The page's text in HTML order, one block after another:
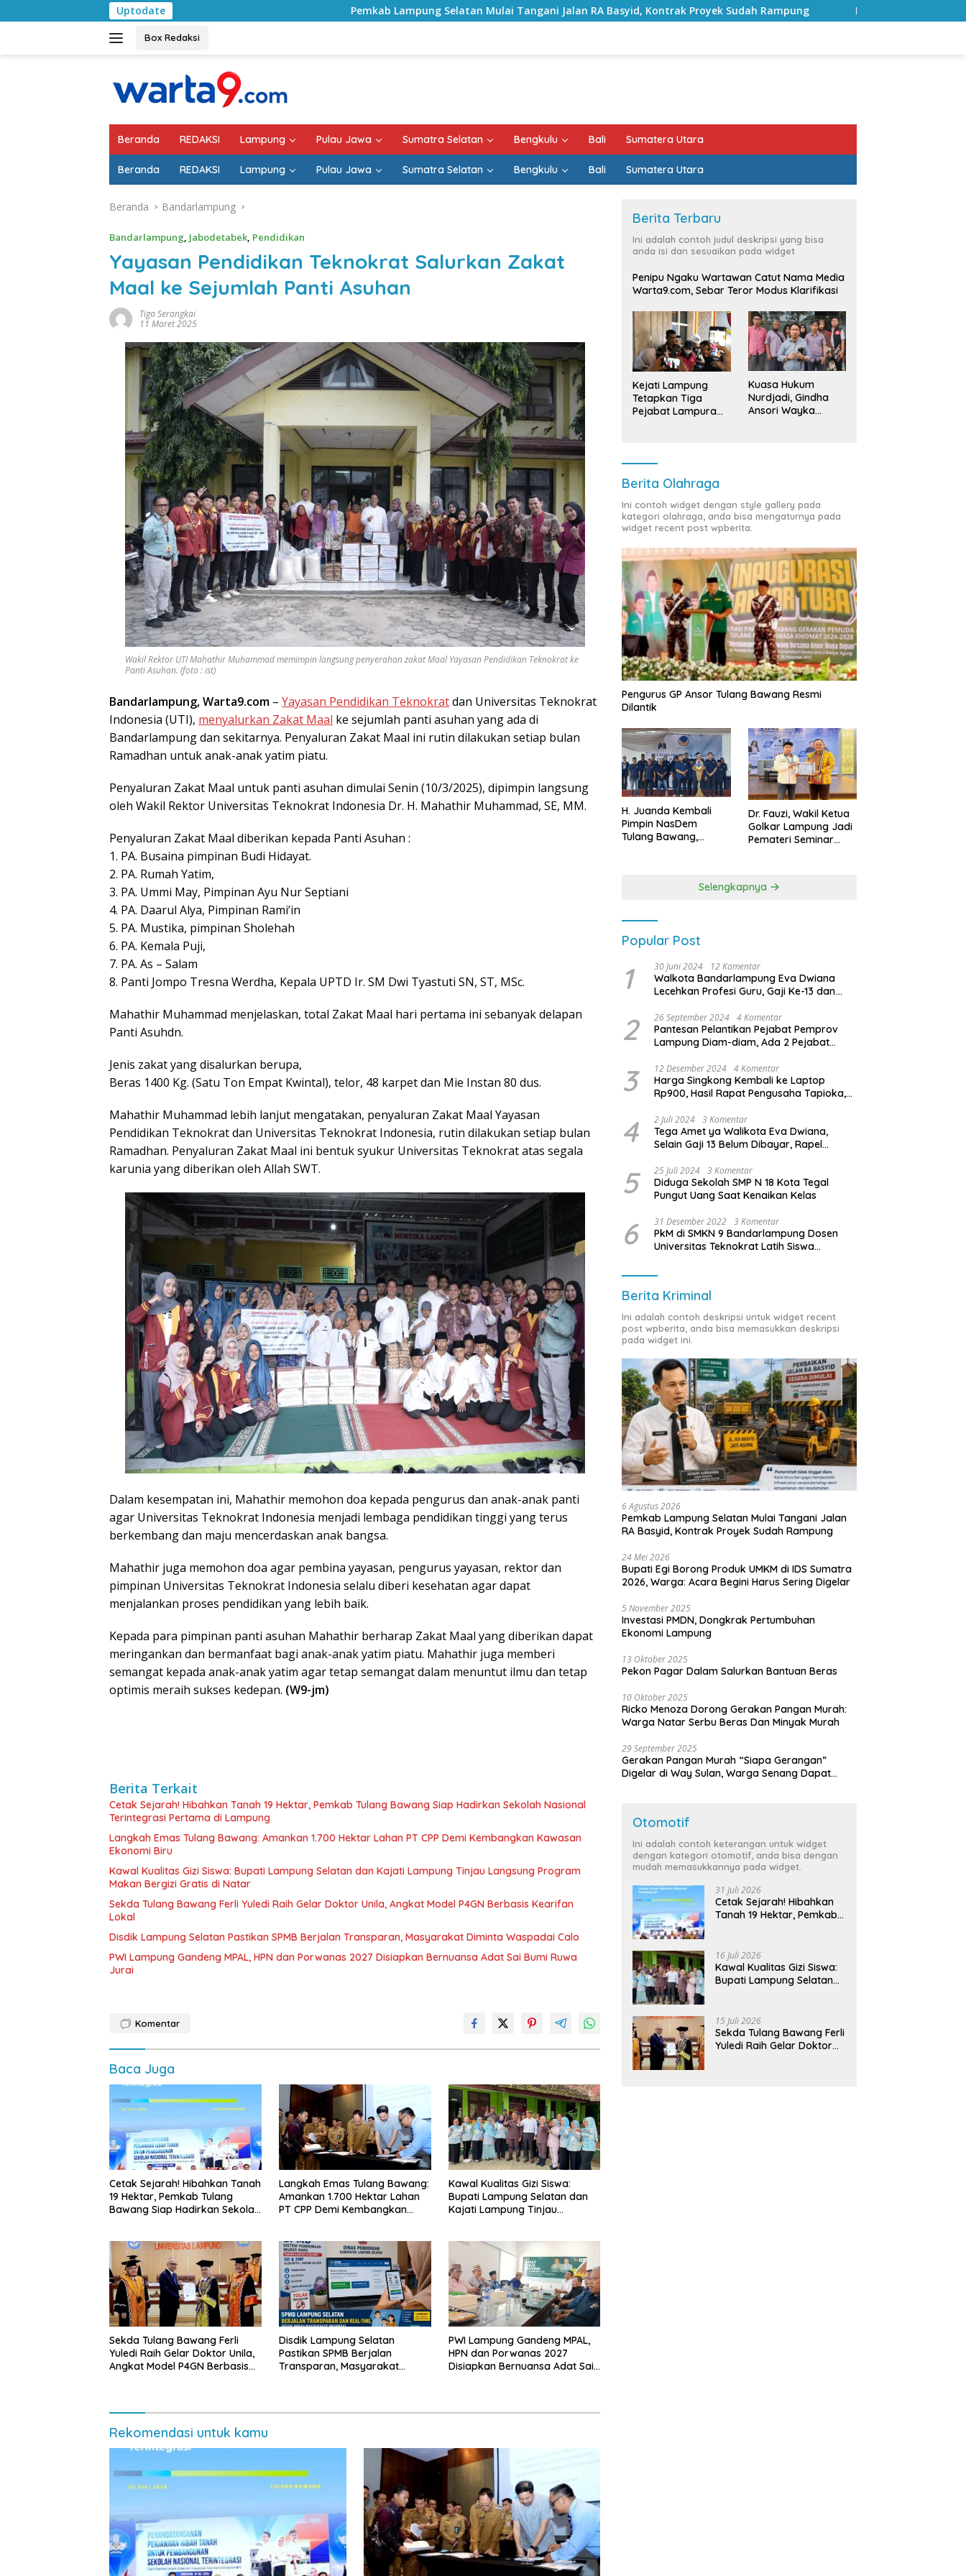
ke
Uptodate Pemkab Lampung Selatan Mulai Tangani Jalan RA Basyid, Kontrak Proyek Sudah Rampung Bulan Kemerdekaan, Bupati Lampung Selatan
Box Redaksi
Beranda REDAKSI Lampung Pulau Jawa Sumatra Selatan Bengkulu Bali Sumatera Utara
Beranda REDAKSI Lampung Pulau Jawa Sumatra Selatan Bengkulu Bali Sumatera Utara
Beranda Bandarlampung
Bandarlampung, Jabodetabek, Pendidikan
Yayasan Pendidikan Teknokrat Salurkan Zakat
Maal ke Sejumlah Panti Asuhan
Tiga Serangkai
11 Maret 2025
Wakil Rektor UTI Mahathir Muhammad memimpin langsung penyerahan zakat Maal Yayasan Pendidikan Teknokrat ke
Panti Asuhan. (foto : ist)
Bandarlampung, Warta9.com – Yayasan Pendidikan Teknokratdan Universitas Teknokrat
Indonesia (UTI), menyalurkan Zakat Maal ke sejumlah panti asuhan yang ada di
Bandarlampung dan sekitarnya. Penyaluran Zakat Maal ini rutin dilakukan setiap bulan
Ramadhan untuk anak-anak yatim piatu.
Penyaluran Zakat Maal untuk panti asuhan dimulai Senin (10/3/2025), dipimpin langsung
oleh Wakil Rektor Universitas Teknokrat Indonesia Dr. H. Mahathir Muhammad, SE, MM.
Penyaluran Zakat Maal diberikan kepada Panti Asuhan :
1. PA. Busaina pimpinan Budi Hidayat.
2. PA. Rumah Yatim,
3. PA. Ummi May, Pimpinan Ayu Nur Septiani
4. PA. Daarul Alya, Pimpinan Rami’in
5. PA. Mustika, pimpinan Sholehah
6. PA. Kemala Puji,
7. PA. As – Salam
8. Panti Jompo Tresna Werdha, Kepala UPTD Ir. SM Dwi Tyastuti SN, ST, MSc.
Mahathir Muhammad menjelaskan, total Zakat Maal hari pertama ini sebanyak delapan
Panti Asuhdn.
Jenis zakat yang disalurkan berupa,
Beras 1400 Kg. (Satu Ton Empat Kwintal), telor, 48 karpet dan Mie Instan 80 dus.
Mahathir Muhammad lebih lanjut mengatakan, penyaluran Zakat Maal Yayasan
Pendidikan Teknokrat dan Universitas Teknokrat Indonesia, rutin dilakukan setiap bulan
Ramadhan. Penyaluran Zakat Maal ini bentuk syukur Universitas Teknokrat atas segala
karunia yang diberikan oleh Allah SWT.
Dalam kesempatan ini, Mahathir memohon doa kepada pengurus dan anak-anak panti
agar Universitas Teknokrat Indonesia menjadi lembaga pendidikan tinggi yang terus
berkembang dan maju mencerdaskan anak bangsa.
Mahathir juga memohon doa agar pembina yayasan, pengurus yayasan, rektor dan
pimpinan Universitas Teknokrat Indonesia selalu diberi kesehatan agar dapat
menjalankan proses pendidikan yang lebih baik.
Kepada para pimpinan panti asuhan Mahathir berharap Zakat Maal yang diberikan dapat
meringankan dan bermanfaat bagi anak-anak yatim piatu. Mahathir juga memberi
semangat kepada anak-anak yatim agar tetap semangat dalam menuntut ilmu dan tetap
optimis meraih sukses kedepan. (W9-jm)
Berita Terkait
Cetak Sejarah! Hibahkan Tanah 19 Hektar, Pemkab Tulang Bawang Siap Hadirkan Sekolah Nasional
Terintegrasi Pertama di Lampung
Langkah Emas Tulang Bawang: Amankan 1.700 Hektar Lahan PT CPP Demi Kembangkan Kawasan
Ekonomi Biru
Kawal Kualitas Gizi Siswa: Bupati Lampung Selatan dan Kajati Lampung Tinjau Langsung Program
Makan Bergizi Gratis di Natar
Sekda Tulang Bawang Ferli Yuledi Raih Gelar Doktor Unila, Angkat Model P4GN Berbasis Kearifan
Lokal
Disdik Lampung Selatan Pastikan SPMB Berjalan Transparan, Masyarakat Diminta Waspadai Calo
PWI Lampung Gandeng MPAL, HPN dan Porwanas 2027 Disiapkan Bernuansa Adat Sai Bumi Ruwa
Jurai
Komentar
Baca Juga
Cetak Sejarah! Hibahkan Tanah
19 Hektar, Pemkab Tulang
Bawang Siap Hadirkan Sekolah
Langkah Emas Tulang Bawang:
Amankan 1.700 Hektar Lahan
PT CPP Demi Kembangkan
Kawal Kualitas Gizi Siswa:
Bupati Lampung Selatan dan
Kajati Lampung Tinjau
Sekda Tulang Bawang Ferli
Yuledi Raih Gelar Doktor Unila,
Angkat Model P4GN Berbasis
Disdik Lampung Selatan
Pastikan SPMB Berjalan
Transparan, Masyarakat
PWI Lampung Gandeng MPAL,
HPN dan Porwanas 2027
Disiapkan Bernuansa Adat Sai
Rekomendasi untuk kamu
Berita Terbaru
Ini adalah contoh judul deskripsi yang bisa
anda isi dan sesuaikan pada widget
Penipu Ngaku Wartawan Catut Nama Media
Warta9.com, Sebar Teror Modus Klarifikasi
Kejati Lampung
Tetapkan Tiga
Pejabat Lampura
Kuasa Hukum
Nurdjadi, Gindha
Ansori Wayka
Berita Olahraga
Ini contoh widget dengan style gallery pada
kategori olahraga, anda bisa mengaturnya pada
widget recent post wpberita.
Pengurus GP Ansor Tulang Bawang Resmi
Dilantik
H. Juanda Kembali
Pimpin NasDem
Tulang Bawang,
Dr. Fauzi, Wakil Ketua
Golkar Lampung Jadi
Pemateri Seminar
Kebangsaan
Selengkapnya
Popular Post
1 30 Juni 2024 12 Komentar
Walkota Bandarlampung Eva Dwiana
Lecehkan Profesi Guru, Gaji Ke-13 dan
2 26 September 2024 4 Komentar
Pantesan Pelantikan Pejabat Pemprov
Lampung Diam-diam, Ada 2 Pejabat
3 12 Desember 2024 4 Komentar
Harga Singkong Kembali ke Laptop
Rp900, Hasil Rapat Pengusaha Tapioka,
Lampung
4 2 Juli 2024 3 Komentar
Tega Amet ya Walikota Eva Dwiana,
Selain Gaji 13 Belum Dibayar, Rapel
Dibayar
5 25 Juli 2024 3 Komentar
Diduga Sekolah SMP N 18 Kota Tegal
Pungut Uang Saat Kenaikan Kelas
6 31 Desember 2022 3 Komentar
PkM di SMKN 9 Bandarlampung Dosen
Universitas Teknokrat Latih Siswa
Berita Kriminal
Ini adalah contoh deskripsi untuk widget recent
post wpberita, anda bisa memasukkan deskripsi
pada widget ini.
6 Agustus 2026
Pemkab Lampung Selatan Mulai Tangani Jalan
RA Basyid, Kontrak Proyek Sudah Rampung
24 Mei 2026
Bupati Egi Borong Produk UMKM di IDS Sumatra
2026, Warga: Acara Begini Harus Sering Digelar
5 November 2025
Investasi PMDN, Dongkrak Pertumbuhan
Ekonomi Lampung
13 Oktober 2025
Pekon Pagar Dalam Salurkan Bantuan Beras
10 Oktober 2025
Ricko Menoza Dorong Gerakan Pangan Murah:
Warga Natar Serbu Beras Dan Minyak Murah
29 September 2025
Gerakan Pangan Murah “Siapa Gerangan”
Digelar di Way Sulan, Warga Senang Dapat
Otomotif
Ini adalah contoh keterangan untuk widget
dengan kategori otomotif, anda bisa dengan
mudah memasukkannya pada widget.
31 Juli 2026
Cetak Sejarah! Hibahkan
Tanah 19 Hektar, Pemkab
Terintegrasi Pertama di
Lampung
16 Juli 2026
Kawal Kualitas Gizi Siswa:
Bupati Lampung Selatan
Bergizi Gratis di Natar
15 Juli 2026
Sekda Tulang Bawang Ferli
Yuledi Raih Gelar Doktor